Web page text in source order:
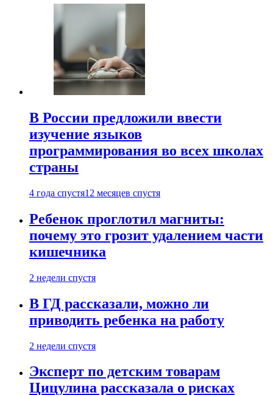
В России предложили ввести
изучение языков
программирования во всех школах
страны
4 года спустя12 месяцев спустя
Ребенок проглотил магниты:
почему это грозит удалением части
кишечника
2 недели спустя
В ГД рассказали, можно ли
приводить ребенка на работу
2 недели спустя
Эксперт по детским товарам
Цицулина рассказала о рисках